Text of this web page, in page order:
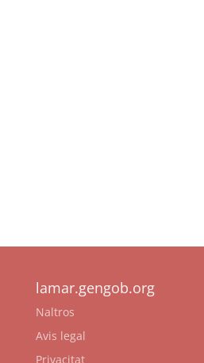
lamar.gengob.org
Naltros
Avis legal
Privacitat